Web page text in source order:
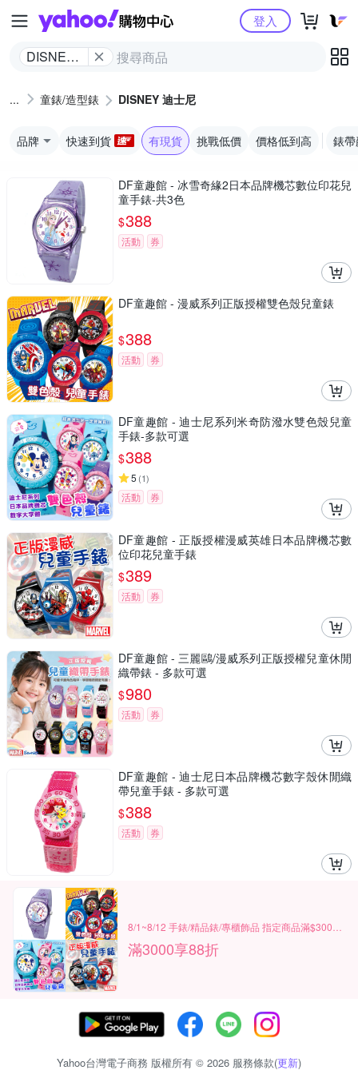
Yahoo購物中心
DISNEY
登入
童錶/造型錶 DISNEY 迪士尼
品牌 快速到貨 有現貨 挑戰低價 價格低到高 錶
DF童趣館 - 冰雪奇緣2日本品牌機芯數位印花兒
童手錶-共3色
$388
活動 券
DF童趣館 - 漫威系列正版授權雙色殼兒童錶
$388
活動 券
DF童趣館 - 迪士尼系列米奇防潑水雙色殼兒童
手錶-多款可選
$388
5 (1)
活動 券
DF童趣館 - 正版授權漫威英雄日本品牌機芯數
位印花兒童手錶
$389
活動 券
DF童趣館 - 三麗鷗/漫威系列正版授權兒童休閒
織帶錶 - 多款可選
$980
活動 券
DF童趣館 - 迪士尼日本品牌機芯數字殼休閒織
帶兒童手錶 - 多款可選
$388
活動 券
滿3000享88折
Yahoo台灣電子商務 版權所有 © 2026 服務條款(更新)